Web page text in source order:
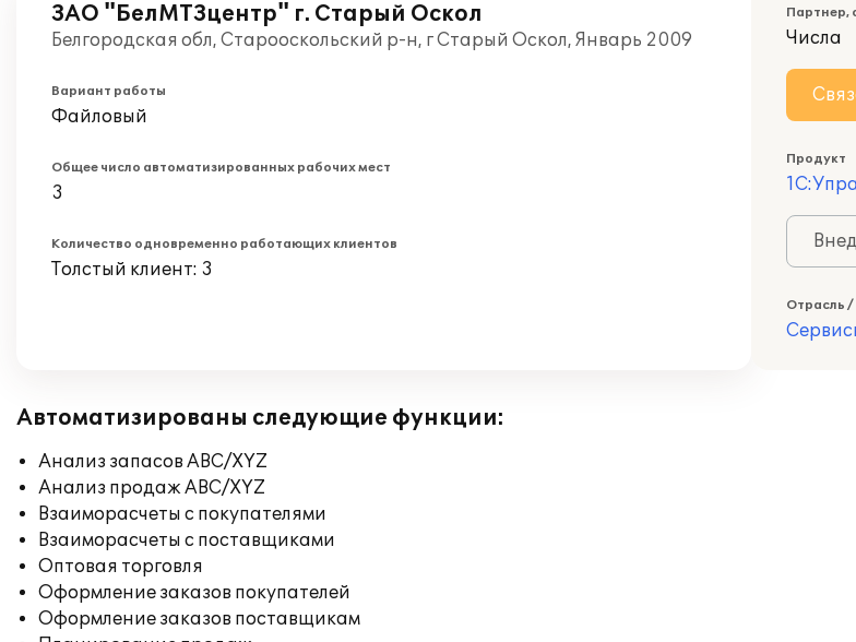
ЗАО "БелМТЗцентр" г. Старый Оскол
Белгородская обл, Старооскольский р-н, г Старый Оскол, Январь 2009
Вариант работы
Файловый
Общее число автоматизированных рабочих мест
3
Количество одновременно работающих клиентов
Толстый клиент: 3
Партнер,
Числа
Продукт
Отрасль
Автоматизированы следующие функции:
Анализ запасов ABC/XYZ
Анализ продаж ABC/XYZ
Взаиморасчеты с покупателями
Взаиморасчеты с поставщиками
Оптовая торговля
Оформление заказов покупателей
Оформление заказов поставщикам